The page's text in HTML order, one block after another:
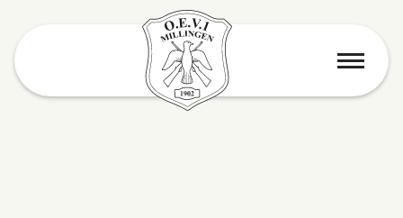
menu